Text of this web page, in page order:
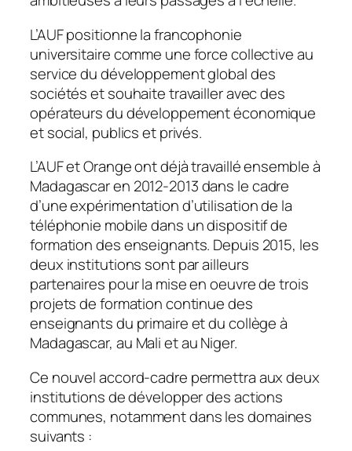
L’AUF positionne la francophonie
universitaire comme une force collective au
service du développement global des
sociétés et souhaite travailler avec des
opérateurs du développement économique
et social, publics et privés.
L’AUF et Orange ont déjà travaillé ensemble à
Madagascar en 2012-2013 dans le cadre
d’une expérimentation d’utilisation de la
téléphonie mobile dans un dispositif de
formation des enseignants. Depuis 2015, les
deux institutions sont par ailleurs
partenaires pour la mise en oeuvre de trois
projets de formation continue des
enseignants du primaire et du collège à
Madagascar, au Mali et au Niger.
Ce nouvel accord-cadre permettra aux deux
institutions de développer des actions
communes, notamment dans les domaines
suivants :